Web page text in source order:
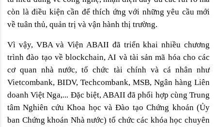
còn là điều kiện cần để thích ứng với những yêu cầu mới
về tuân thủ, quản trị và vận hành thị trường.
Vì vậy, VBA và Viện ABAII đã triển khai nhiều chương
trình đào tạo về blockchain, AI và tài sản mã hóa cho các
cơ quan nhà nước, tổ chức tài chính và cá nhân như
Vietcombank, BIDV, Techcombank, MSB, Ngân hàng Liên
doanh Việt Nga,... Đặc biệt, ABAII đã phối hợp cùng Trung
tâm Nghiên cứu Khoa học và Đào tạo Chứng khoán (Ủy
ban Chứng khoán Nhà nước) tổ chức các khóa học chuyên